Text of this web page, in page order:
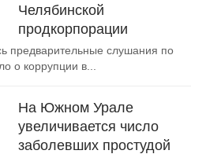
Челябинской
продкорпорации
предварительные слушания по
о коррупции в...
На Южном Урале
увеличивается число
заболевших простудой